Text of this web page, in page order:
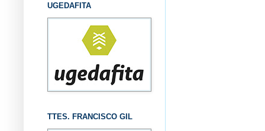
UGEDAFITA
TTES. FRANCISCO GIL